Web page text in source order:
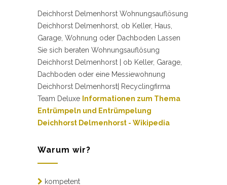
Deichhorst Delmenhorst Wohnungsauflösung
Deichhorst Delmenhorst, ob Keller, Haus,
Garage, Wohnung oder Dachboden Lassen
Sie sich beraten Wohnungsauflösung
Deichhorst Delmenhorst | ob Keller, Garage,
Dachboden oder eine Messiewohnung
Deichhorst Delmenhorst| Recyclingfirma
Team Deluxe Informationen zum Thema
Entrümpeln und Entrümpelung
Deichhorst Delmenhorst - Wikipedia
Warum wir?
kompetent